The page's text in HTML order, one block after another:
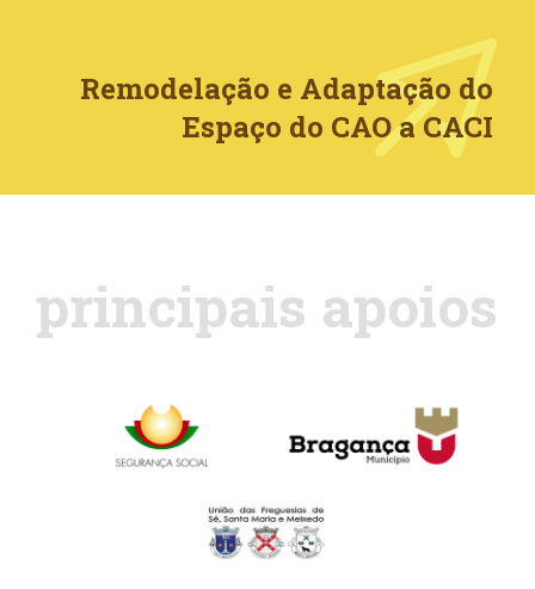
Remodelação e Adaptação do
Espaço do CAO a CACI
principais apoios